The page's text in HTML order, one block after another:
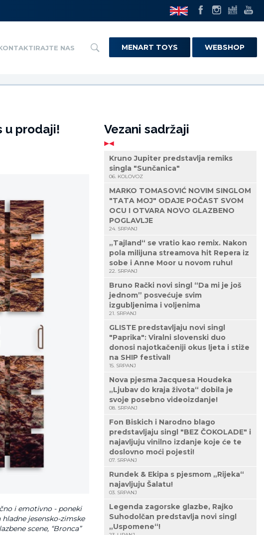
NAS MENART TOYS WEBSHOP
u prodaji!
i emotivno - poneki
jesensko-zimske
scene, “Bronca”
Vezani sadržaji
Kruno Jupiter predstavlja remiks
singla "Sunčanica"
06. KOLOVOZ
MARKO TOMASOVIĆ NOVIM SINGLOM
"TATA MOJ" ODAJE POČAST SVOM
OCU I OTVARA NOVO GLAZBENO
POGLAVLJE
24. SRPANJ
„Tajland“ se vratio kao remix. Nakon
pola milijuna streamova hit Repera iz
sobe i Anne Moor u novom ruhu!
22. SRPANJ
Bruno Rački novi singl “Da mi je još
jednom” posvećuje svim
izgubljenima i voljenima
21. SRPANJ
GLISTE predstavljaju novi singl
"Paprika": Viralni slovenski duo
donosi najotkačeniji okus ljeta i stiže
na SHIP festival!
15. SRPANJ
Nova pjesma Jacquesa Houdeka
„Ljubav do kraja života“ dobila je
svoje posebno videoizdanje!
08. SRPANJ
Fon Biskich i Narodno blago
predstavljaju singl "BEZ ČOKOLADE" i
najavljuju vinilno izdanje koje će te
doslovno moći pojesti!
07. SRPANJ
Rundek & Ekipa s pjesmom „Rijeka“
najavljuju Šalatu!
03. SRPANJ
Legenda zagorske glazbe, Rajko
Suhodolčan predstavlja novi singl
„Uspomene“!